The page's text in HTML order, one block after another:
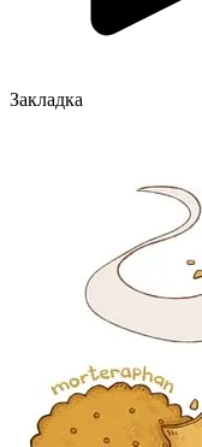
Закладка